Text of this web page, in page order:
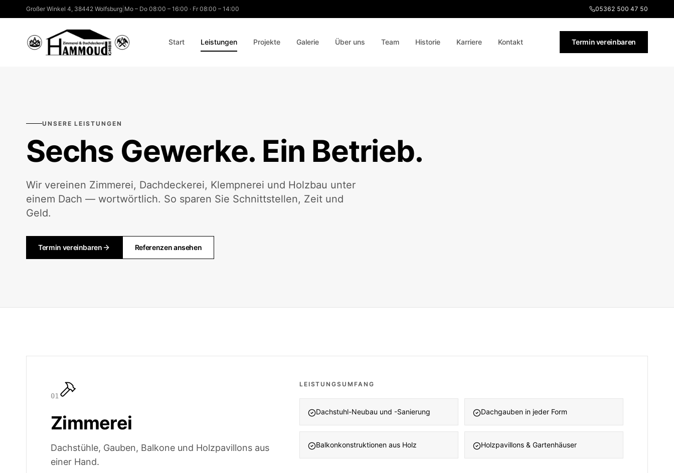
Großer Winkel 4, 38442 Wolfsburg Mo – Do 08:00 – 16:00 · Fr 08:00 – 14:00 05362 500 47 50
Start Leistungen Projekte Galerie Über uns Team Historie Karriere Kontakt Termin vereinbaren
UNSERE LEISTUNGEN
Sechs Gewerke. Ein Betrieb.
Wir vereinen Zimmerei, Dachdeckerei, Klempnerei und Holzbau unter
einem Dach — wortwörtlich. So sparen Sie Schnittstellen, Zeit und
Geld.
Termin vereinbaren Referenzen ansehen
01
Zimmerei
Dachstühle, Gauben, Balkone und Holzpavillons aus
einer Hand.
LEISTUNGSUMFANG
Dachstuhl-Neubau und -Sanierung Dachgauben in jeder Form
Balkonkonstruktionen aus Holz Holzpavillons & Gartenhäuser